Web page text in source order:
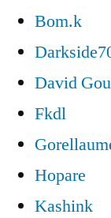
Bom.k
David
Fkdl
Hopare
Kashink